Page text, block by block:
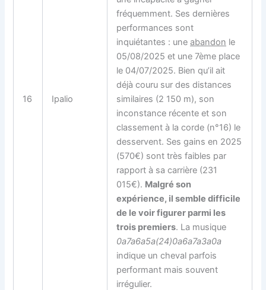
16 Ipalio
fréquemment. Ses dernières
performances sont
inquiétantes : uneabandon le
05/08/2025 et une 7ème place
le 04/07/2025. Bien qu’il ait
déjà couru sur des distances
similaires (2 150 m), son
inconstance récente et son
classement à la corde (n°16) le
desservent. Ses gains en 2025
(570€) sont très faibles par
rapport à sa carrière (231
015€). Malgré son
expérience, il semble difficile
de le voir figurer parmi les
trois premiers. La musique
0a7a6a5a(24)0a6a7a3a0a
indique un cheval parfois
performant mais souvent
irrégulier.